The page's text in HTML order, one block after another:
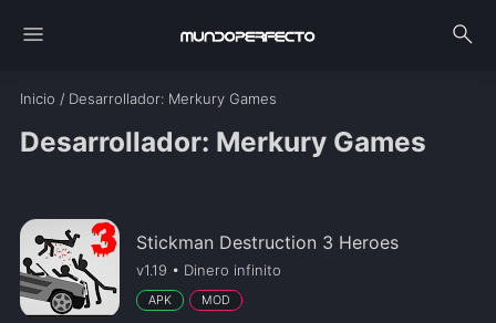
menu search
Inicio / Desarrollador: Merkury Games
Desarrollador: Merkury Games
Stickman Destruction 3 Heroes
v1.19 • Dinero infinito
APK MOD